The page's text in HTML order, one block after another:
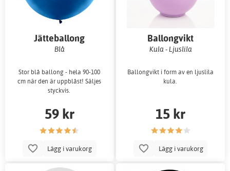
Jätteballong
Blå
Stor blå ballong - hela 90-100
cm när den är uppblåst! Säljes
styckvis.
59 kr
Lägg i varukorg
Ballongvikt
Kula - Ljuslila
Ballongvikt i form av en ljuslila
kula.
15 kr
Lägg i varukorg